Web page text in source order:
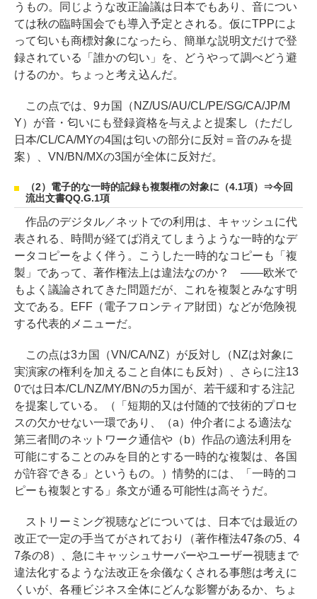
うもの。同じような改正論議は日本でもあり、音につい
ては秋の臨時国会でも導入予定とされる。仮にTPPによ
って匂いも商標対象になったら、簡単な説明文だけで登
録されている「誰かの匂い」を、どうやって調べどう避
けるのか。ちょっと考え込んだ。
この点では、9カ国（NZ/US/AU/CL/PE/SG/CA/JP/M
Y）が音・匂いにも登録資格を与えよと提案し（ただし
日本/CL/CA/MYの4国は匂いの部分に反対＝音のみを提
案）、VN/BN/MXの3国が全体に反対だ。
（2）電子的な一時的記録も複製権の対象に（4.1項）⇒今回
流出文書QQ.G.1項
作品のデジタル／ネットでの利用は、キャッシュに代
表される、時間が経てば消えてしまうような一時的なデ
ータコピーをよく伴う。こうした一時的なコピーも「複
製」であって、著作権法上は違法なのか？ ――欧米で
もよく議論されてきた問題だが、これを複製とみなす明
文である。EFF（電子フロンティア財団）などが危険視
する代表的メニューだ。
この点は3カ国（VN/CA/NZ）が反対し（NZは対象に
実演家の権利を加えること自体にも反対）、さらに注13
0では日本/CL/NZ/MY/BNの5カ国が、若干緩和する注記
を提案している。（「短期的又は付随的で技術的プロセ
スの欠かせない一環であり、（a）仲介者による適法な
第三者間のネットワーク通信や（b）作品の適法利用を
可能にすることのみを目的とする一時的な複製は、各国
が許容できる」というもの。）情勢的には、「一時的コ
ピーも複製とする」条文が通る可能性は高そうだ。
ストリーミング視聴などについては、日本では最近の
改正で一定の手当てがされており（著作権法47条の5、4
7条の8）、急にキャッシュサーバーやユーザー視聴まで
違法化するような法改正を余儀なくされる事態は考えに
くいが、各種ビジネス全体にどんな影響があるか、ちょ